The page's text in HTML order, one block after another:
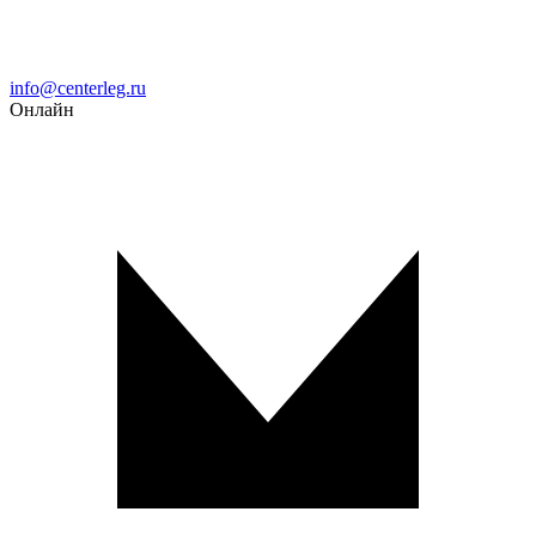
Email
info@centerleg.ru
Онлайн